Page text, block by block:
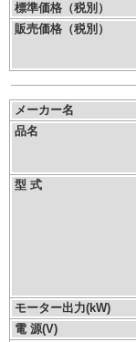
標準価格（税別）
販売価格（税別）
メーカー名
品名
型 式
モーター出力(kW)
電 源(V)